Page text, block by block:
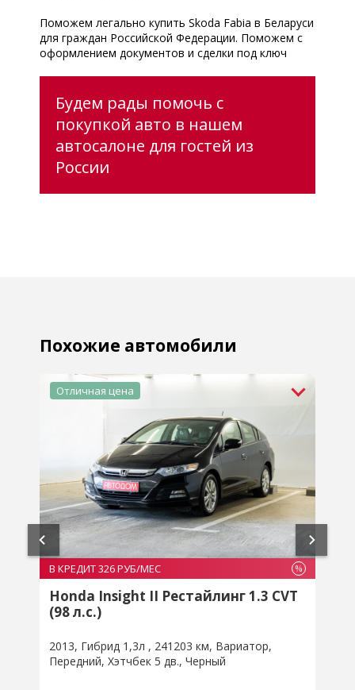
Поможем легально купить Skoda Fabia в Беларуси
для граждан Российской Федерации. Поможем с
оформлением документов и сделки под ключ
Будем рады помочь с
покупкой авто в нашем
автосалоне для гостей из
России
Похожие автомобили
В КРЕДИТ 269 РУБ/МЕС %
Citroen C4 II 1.6 AT (120 л.с.)
2011 Бензин 1,6л
235138 км
Автоматическая Передний Хэтчбек 5 дв.